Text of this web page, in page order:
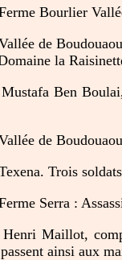
Bourlier
de
la
Mustafa Ben
de
Trois
Serra :
Henri Maillot,
ainsi aux